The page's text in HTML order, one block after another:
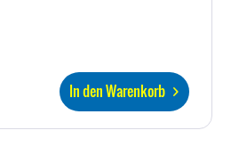
In den Warenkorb